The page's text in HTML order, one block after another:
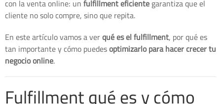
con la venta online: unfulfillment eficientegarantiza que el
cliente no solo compre, sino que repita.
En este artículo vamos a verqué es el fulfillment, por qué es
tan importante y cómo puedesoptimizarlo para hacer crecer tu
negocio online.
Fulfillment qué es y cómo